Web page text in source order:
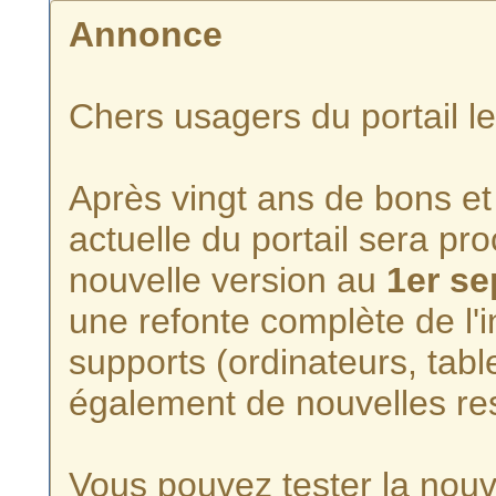
Annonce
Chers usagers du portail
Après vingt ans de bons
actuelle du portail sera
nouvelle version au 1er
une refonte complète de
supports (ordinateurs,
également de nouvelles
Vous pouvez tester la